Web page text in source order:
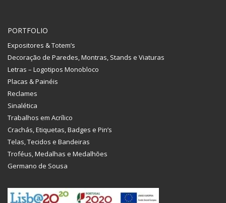
PORTFOLIO
Expositores & Totem’s
Decoração de Paredes, Montras, Stands e Viaturas
Letras – Logotipos Monobloco
Placas & Painéis
Reclames
Sinalética
Trabalhos em Acrílico
Crachás, Etiquetas, Badges e Pin’s
Telas, Tecidos e Bandeiras
Troféus, Medalhas e Medalhões
Germano de Sousa